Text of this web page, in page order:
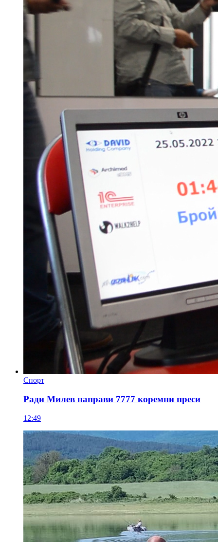
Спорт
Ради Милев направи 7777 коремни преси
12:49